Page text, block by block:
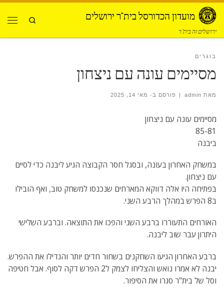
מועדון הכדורסל בית"ר ירושלים
ירושלים זה בית"ר
Search
בוגרים
מסיימים עונה עם ניצחון
מאת admin
| פורסם ב- מאי 14, 2025
מסיימים עונה עם ניצחון
85-81
ביבנה
במשחק האחרון בעונה, ובסגל חסר הקבוצה הגיע ליבנה כדי לסיים
עם ניצחון.
בפתיחה היו אלה דווקא המארחים שנכנסו למשחק טוב, ואף הובילו
ב8 הפרש במהלך הרבע השני.
האורחים התעוררו ברבע השני והפכו את התוצאה. וברבע השלישי
היתרון עבר שוב ליבנה.
ברבע האחרון הגיעו השחקנים בשחור חדים יותר והגדילו את ההפרש.
יבנה לא אמרו נואש והצליחו לצמק ל2 הפרש דקה לסוף. אבל חטיפה
וסל של בית"ר סגרו את הסיפור.